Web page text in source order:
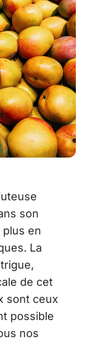
son
plus en
La
de cet
sont ceux
possible
nos